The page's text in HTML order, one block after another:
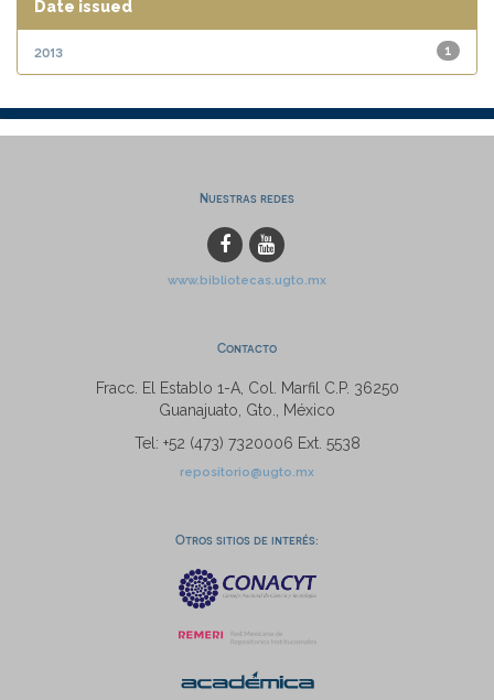
Date issued
1
2013
Nuestras redes
www.bibliotecas.ugto.mx
Contacto
Fracc. El Establo 1-A, Col. Marfil C.P. 36250
Guanajuato, Gto., México
Tel: +52 (473) 7320006 Ext. 5538
repositorio@ugto.mx
Otros sitios de interés: